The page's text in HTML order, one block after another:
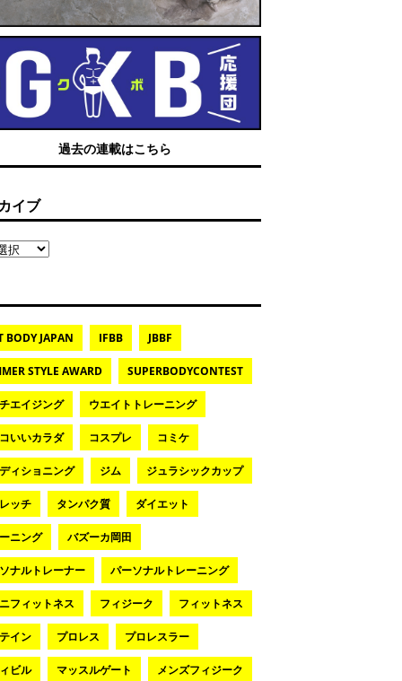
過去の連載はこちら
イブ
BODY JAPAN IFBB JBBF
STYLE AWARD SUPERBODYCONTEST
エイジング ウエイトトレーニング
いいカラダ コスプレ コミケ
ィショニング ジム ジュラシックカップ
ッチ タンパク質 ダイエット
ニング バズーカ岡田
ナルトレーナー パーソナルトレーニング
フィットネス フィジーク フィットネス
イン プロレス プロレスラー
ビル マッスルゲート メンズフィジーク